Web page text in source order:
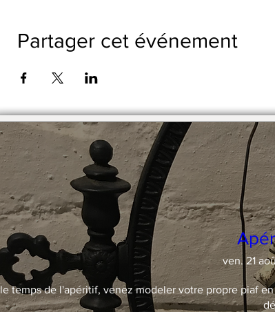
Paiement à l'atelier (espèces, chèques, cb, lien de
Possibilité de payer le trimestre en 2 x par chèque.
Partager cet événement
ven. 21
le temps de l'apéritif, venez modeler votre propre piaf